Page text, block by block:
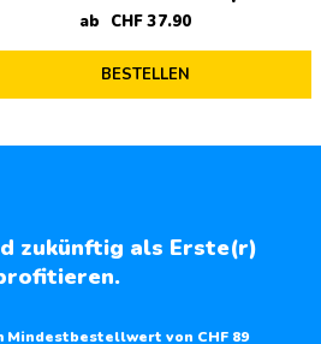
ab CHF37.90
BESTELLEN
zukünftig als Erste(r)
von CHF 89